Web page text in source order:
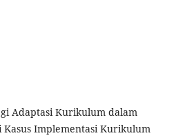
Adaptasi Kurikulum dalam
Kasus Implementasi Kurikulum